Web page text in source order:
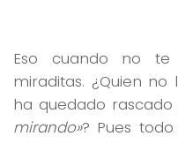
Eso cuando no
miraditas. ¿Quien
ha quedado rascado
mirando»? Pues